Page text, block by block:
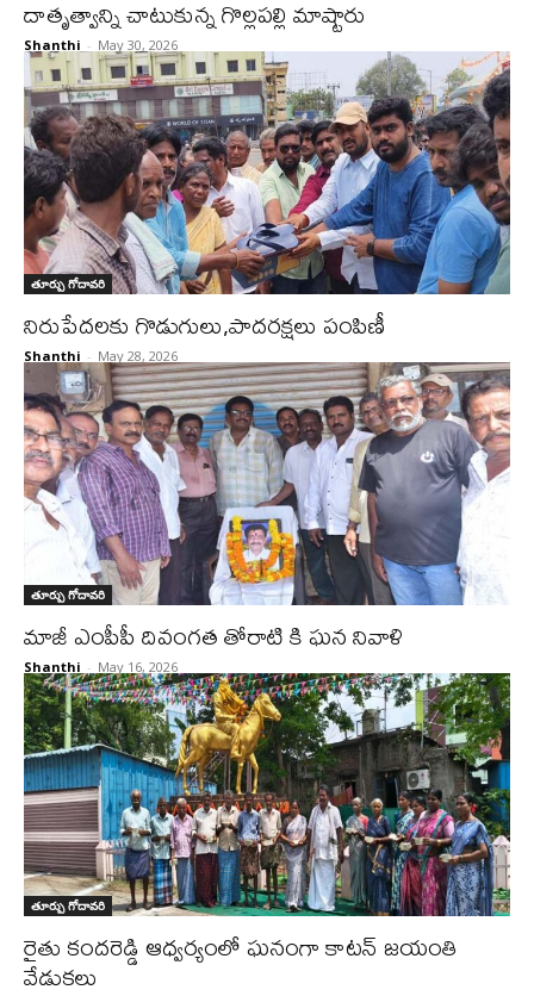
దాతృత్వాన్ని చాటుకున్న గొల్లపల్లి మాష్టారు
Shanthi - May 30, 2026
తూర్పు గోదావరి
నిరుపేదలకు గొడుగులు,పాదరక్షలు పంపిణీ
Shanthi - May 28, 2026
తూర్పు గోదావరి
మాజీ ఎంపీపీ దివంగత తోరాటి కి ఘన నివాళి
Shanthi - May 16, 2026
తూర్పు గోదావరి
రైతు కందరెడ్డి ఆధ్వర్యంలో ఘనంగా కాటన్ జయంతి
వేడుకలు